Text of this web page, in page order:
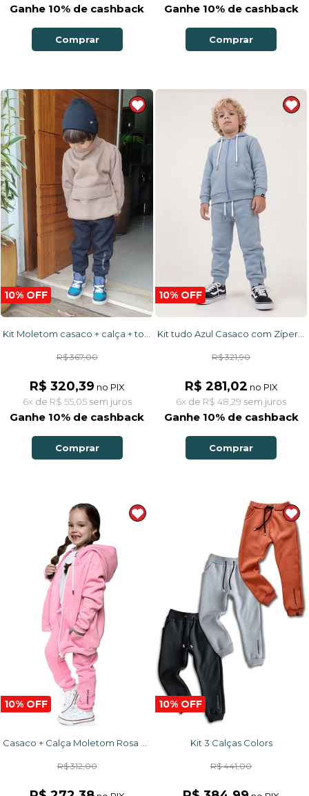
Ganhe 10% de cashback
Comprar
Ganhe 10% de cashback
Comprar
10% OFF
Kit Moletom casaco + calça + touca Camelo e preto
R$ 367,00
R$ 320,39 no PIX
6x de R$ 55,05sem juros
Ganhe 10% de cashback
Comprar
10% OFF
Kit tudo Azul Casaco com Zíper + Calça Jogger Extra Confortável
R$ 321,90
R$ 281,02 no PIX
6x de R$ 48,29 sem juros
Ganhe 10% de cashback
Comprar
10% OFF
R$ 312,00
10% OFF
Kit 3 Calças Colors
R$ 441,00